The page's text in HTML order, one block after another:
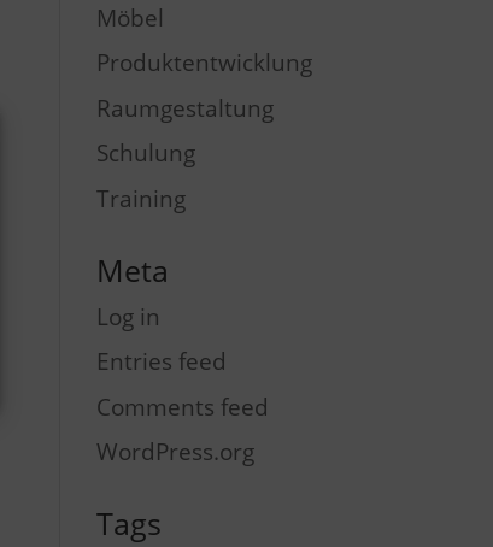
Möbel
Produktentwicklung
Raumgestaltung
Schulung
Training
Meta
Log in
Entries feed
Comments feed
WordPress.org
Tags